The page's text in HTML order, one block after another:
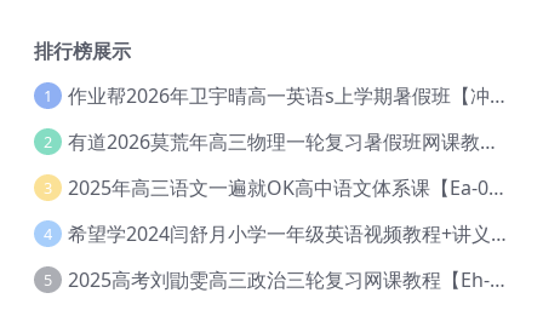
排行榜展示
1 作业帮2026年卫宇晴高一英语s上学期暑假班【冲顶班】【Ec-003】
2 有道2026莫荒年高三物理一轮复习暑假班网课教程【Ef-044】
3 2025年高三语文一遍就OK高中语文体系课【Ea-028】
4 希望学2024闫舒月小学一年级英语视频教程+讲义【Cc-004】
5 2025高考刘勖雯高三政治三轮复习网课教程【Eh-061】